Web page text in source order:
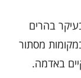
בהרים
מסתור
באדמה.